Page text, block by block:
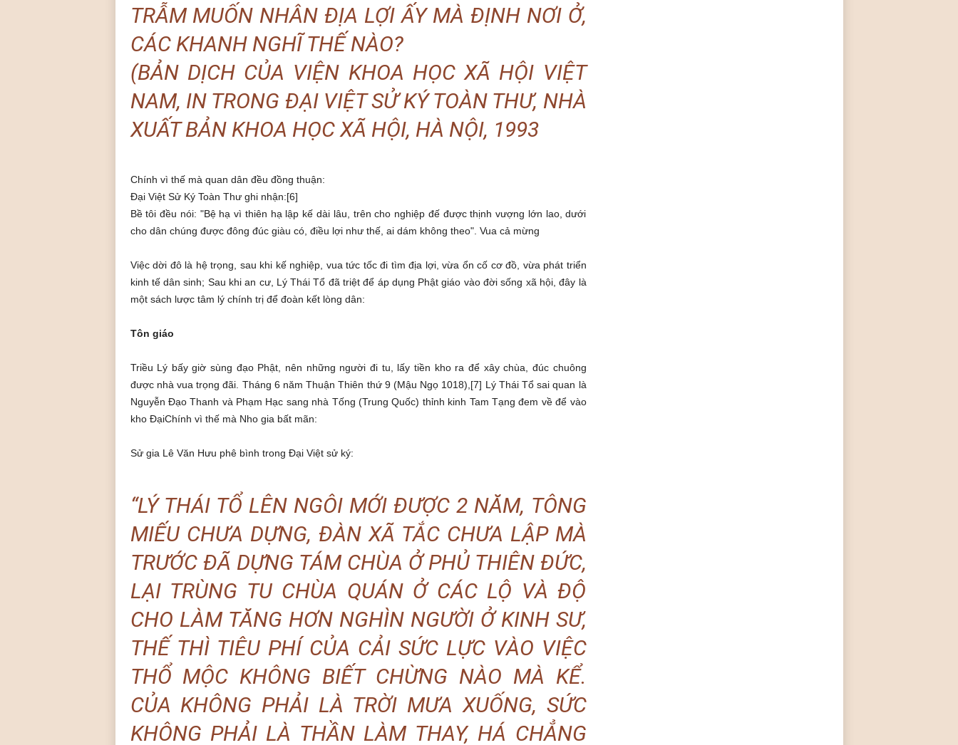
TRẪM MUỐN NHÂN ĐỊA LỢI ẤY MÀ ĐỊNH NƠI Ở,
CÁC KHANH NGHĨ THẾ NÀO?
(BẢN DỊCH CỦA VIỆN KHOA HỌC XÃ HỘI VIỆT
NAM, IN TRONG ĐẠI VIỆT SỬ KÝ TOÀN THƯ, NHÀ
XUẤT BẢN KHOA HỌC XÃ HỘI, HÀ NỘI, 1993
Chính vì thế mà quan dân đều đồng thuận:
Đại Việt Sử Ký Toàn Thư ghi nhận:[6]
Bề tôi đều nói: "Bệ hạ vì thiên hạ lập kế dài lâu, trên cho nghiệp đế được thịnh vượng lớn lao, dưới
cho dân chúng được đông đúc giàu có, điều lợi như thế, ai dám không theo". Vua cả mừng
Việc dời đô là hệ trọng, sau khi kế nghiệp, vua tức tốc đi tìm địa lợi, vừa ổn cố cơ đồ, vừa phát triển
kinh tế dân sinh; Sau khi an cư, Lý Thái Tổ đã triệt để áp dụng Phật giáo vào đời sống xã hội, đây là
một sách lược tâm lý chính trị để đoàn kết lòng dân:
Tôn giáo
Triều Lý bấy giờ sùng đạo Phật, nên những người đi tu, lấy tiền kho ra để xây chùa, đúc chuông
được nhà vua trọng đãi. Tháng 6 năm Thuận Thiên thứ 9 (Mậu Ngọ 1018),[7] Lý Thái Tổ sai quan là
Nguyễn Đạo Thanh và Phạm Hạc sang nhà Tống (Trung Quốc) thỉnh kinh Tam Tạng đem về để vào
kho ĐạiChính vì thế mà Nho gia bất mãn:
Sử gia Lê Văn Hưu phê bình trong Đại Việt sử ký:
“LÝ THÁI TỔ LÊN NGÔI MỚI ĐƯỢC 2 NĂM, TÔNG
MIẾU CHƯA DỰNG, ĐÀN XÃ TẮC CHƯA LẬP MÀ
TRƯỚC ĐÃ DỰNG TÁM CHÙA Ở PHỦ THIÊN ĐỨC,
LẠI TRÙNG TU CHÙA QUÁN Ở CÁC LỘ VÀ ĐỘ
CHO LÀM TĂNG HƠN NGHÌN NGƯỜI Ở KINH SƯ,
THẾ THÌ TIÊU PHÍ CỦA CẢI SỨC LỰC VÀO VIỆC
THỔ MỘC KHÔNG BIẾT CHỪNG NÀO MÀ KỂ.
CỦA KHÔNG PHẢI LÀ TRỜI MƯA XUỐNG, SỨC
KHÔNG PHẢI LÀ THẦN LÀM THAY, HÁ CHẲNG